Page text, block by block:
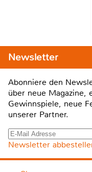
Newsletter
Abonniere den
über neue Magazine,
Gewinnspiele, neue
unserer Partner.
Newsletter